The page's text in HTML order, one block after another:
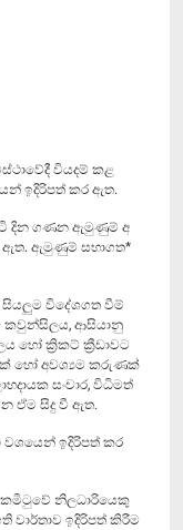
වියදම් කළ
ඉදිරිපත් කර ඇත.
දින ගණන ඇමුණුම් අ
ඇත. ඇමුණුම් සභාගත*
සියලුම විදේශගත වීම්
කවුන්සිලය, ආසියානු
හෝ ක්‍රිකට් ක්‍රීඩාවට
හෝ අවශ්‍යම කරුණක්
සංචාර, විධිමත්
ඒම සිදු වී ඇත.
වශයෙන් ඉදිරිපත් කර
කමිටුවේ නිලධාරියෙකු
වාර්තාව ඉදිරිපත් කිරීම